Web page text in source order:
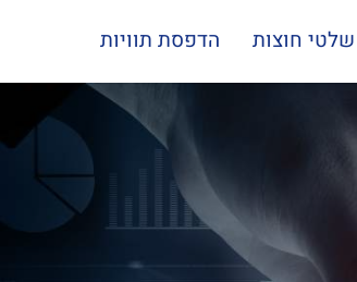
שלטי חוצות הדפסת תוויות